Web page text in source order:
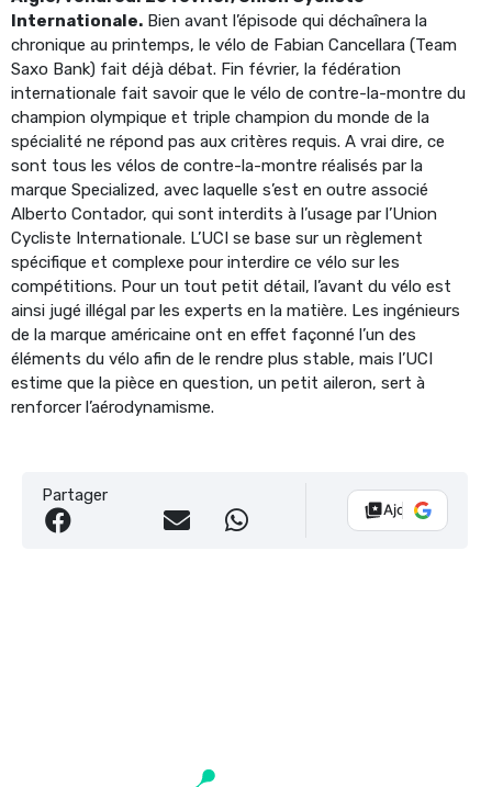
Internationale. Bien avant l’épisode qui déchaînera la
chronique au printemps, le vélo de Fabian Cancellara (Team
Saxo Bank) fait déjà débat. Fin février, la fédération
internationale fait savoir que le vélo de contre-la-montre du
champion olympique et triple champion du monde de la
spécialité ne répond pas aux critères requis. A vrai dire, ce
sont tous les vélos de contre-la-montre réalisés par la
marque Specialized, avec laquelle s’est en outre associé
Alberto Contador, qui sont interdits à l’usage par l’Union
Cycliste Internationale. L’UCI se base sur un règlement
spécifique et complexe pour interdire ce vélo sur les
compétitions. Pour un tout petit détail, l’avant du vélo est
ainsi jugé illégal par les experts en la matière. Les ingénieurs
de la marque américaine ont en effet façonné l’un des
éléments du vélo afin de le rendre plus stable, mais l’UCI
estime que la pièce en question, un petit aileron, sert à
renforcer l’aérodynamisme.
Partager
Ajouter Vélo